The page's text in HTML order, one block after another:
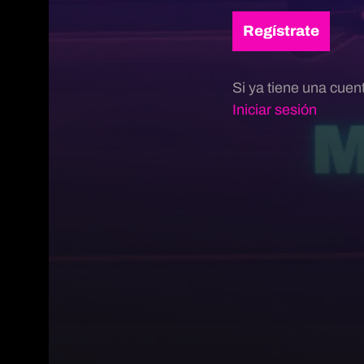
Regístrate
Si ya tiene una
Iniciar sesión